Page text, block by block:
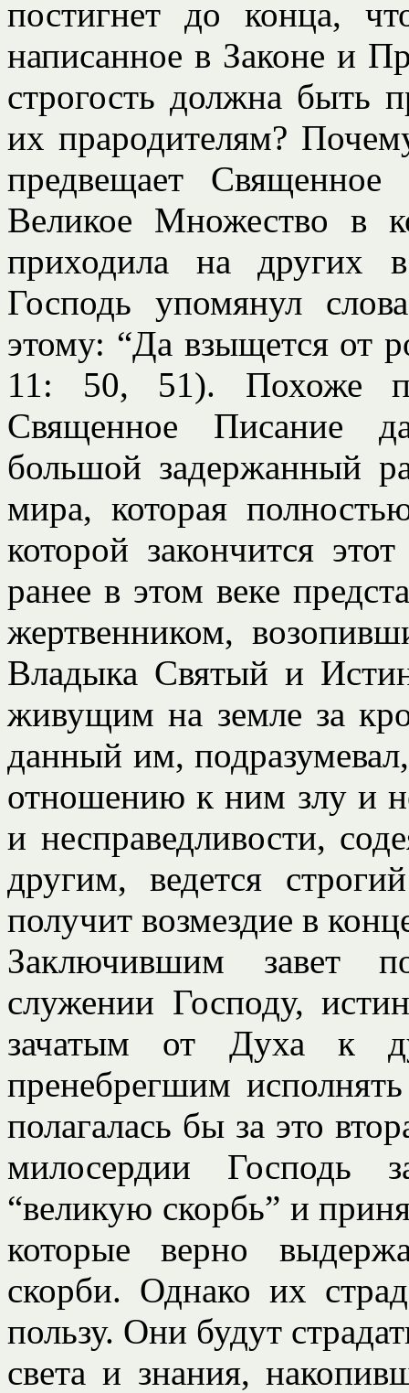
постигнет до конца,
написанное в Законе и
строгость должна быть
их прародителям?
предвещает
Великое Множество в
приходила на других
Господь упомянул
этому: “Да взыщется от
11: 50, 51). Похоже
Священное Писание
большой задержанный
мира, которая
которой закончится
ранее в этом веке
жертвенником,
Владыка Святый и
живущим на земле за
данный им,
отношению к ним злу и
и несправедливости,
другим, ведется
получит возмездие в
Заключившим завет
служении Господу,
зачатым от Духа к
пренебрегшим
полагалась бы за это
милосердии Господь
“великую скорбь” и
которые верно
скорби. Однако их
пользу. Они будут
света и знания,